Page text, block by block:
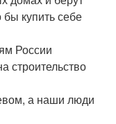
купить себе
России
строительство
а наши люди